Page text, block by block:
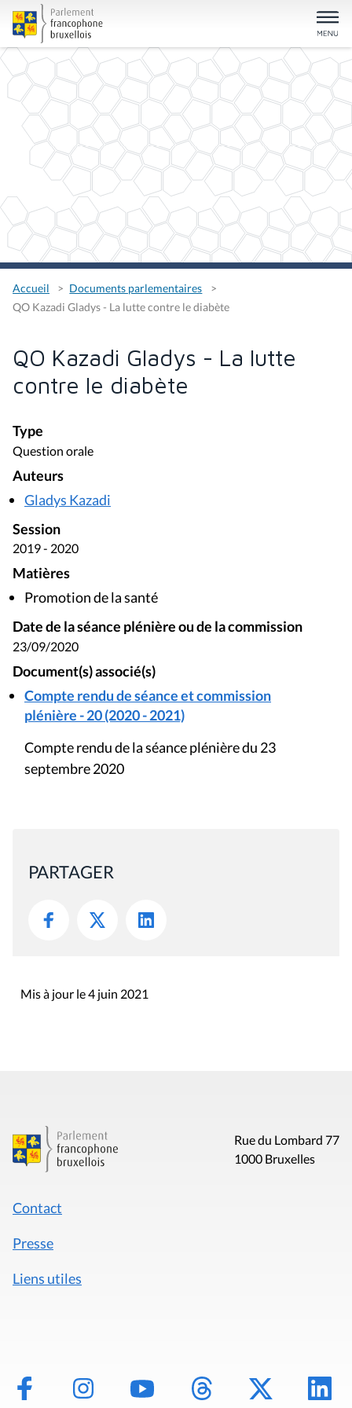
Accueil
Documents parlementaires
QO Kazadi Gladys - La lutte contre le diabète
QO Kazadi Gladys - La lutte
contre le diabète
Type
Question orale
Auteurs
Gladys Kazadi
Session
2019 - 2020
Matières
Promotion de la santé
Date de la séance plénière ou de la commission
23/09/2020
Document(s) associé(s)
Compte rendu de séance et commission
plénière - 20 (2020 - 2021)
Compte rendu de la séance plénière du 23
septembre 2020
PARTAGER
Mis à jour le 4 juin 2021
Rue du Lombard 77
1000 Bruxelles
Contact
Presse
Liens utiles